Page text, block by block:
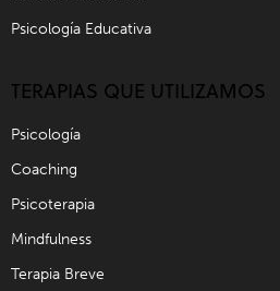
Psicología Educativa
TERAPIAS QUE UTILIZAMOS
Psicología
Coaching
Psicoterapia
Mindfulness
Terapia Breve